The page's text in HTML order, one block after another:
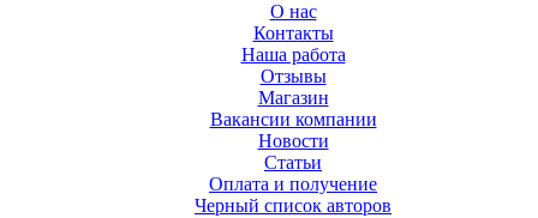
О нас
Контакты
Наша работа
Отзывы
Магазин
Вакансии компании
Новости
Статьи
Оплата и получение
Черный список авторов